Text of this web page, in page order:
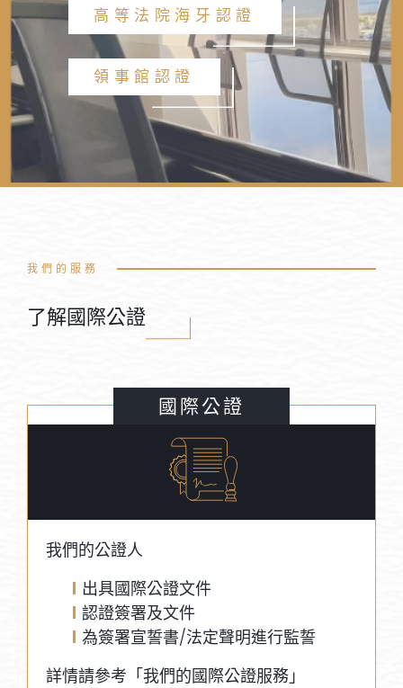
領事館認證
高等法院海牙認證
我們的服務
了解國際公證
國際公證
我們的公證人
出具國際公證文件
認證簽署及文件
為簽署宣誓書/法定聲明進行監誓
詳情請參考「我們的國際公證服務」